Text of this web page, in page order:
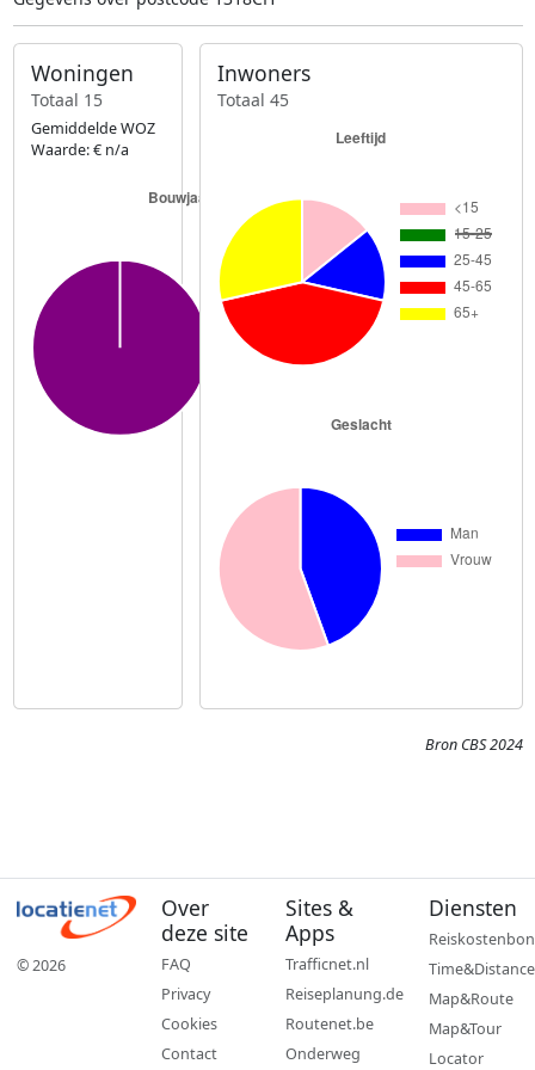
Woningen
Totaal 15
Gemiddelde WOZ
Waarde: € n/a
Inwoners
Totaal 45
Bron CBS 2024
© 2026
Over
deze site
FAQ
Privacy
Cookies
Contact
Sites &
Apps
Trafficnet.nl
Reiseplanung.de
Routenet.be
Onderweg
Diensten
Reiskostenbon
Time&Distance
Map&Route
Map&Tour
Locator